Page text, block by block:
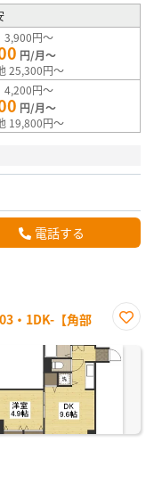
3,900円～
円/月～
25,300円～
4,200円～
円/月～
19,800円～
電話する
・1DK-【角部
に入
り登